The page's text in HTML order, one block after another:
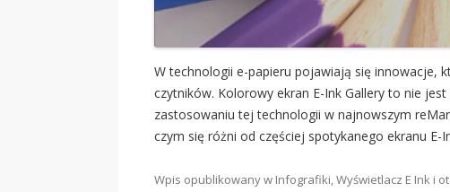
W technologii e-papieru pojawiają się innowacje,
czytników. Kolorowy ekran E-Ink Gallery to nie
zastosowaniu tej technologii w najnowszym
czym się różni od częściej spotykanego ekranu E-
Wpis opublikowany w Infografiki,Wyświetlacz E Ink i